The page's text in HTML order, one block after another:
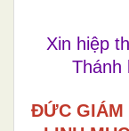
Xin hiệp
Thánh
ĐỨC GIÁM